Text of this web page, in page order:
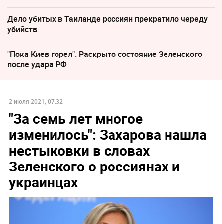
Дело убитых в Таиланде россиян прекратило череду
убийств
"Пока Киев горел". Раскрыто состояние Зеленского
после удара РФ
2 июля 2021, 07:32
"За семь лет многое
изменилось": Захарова нашла
нестыковки в словах
Зеленского о россиянах и
украинцах